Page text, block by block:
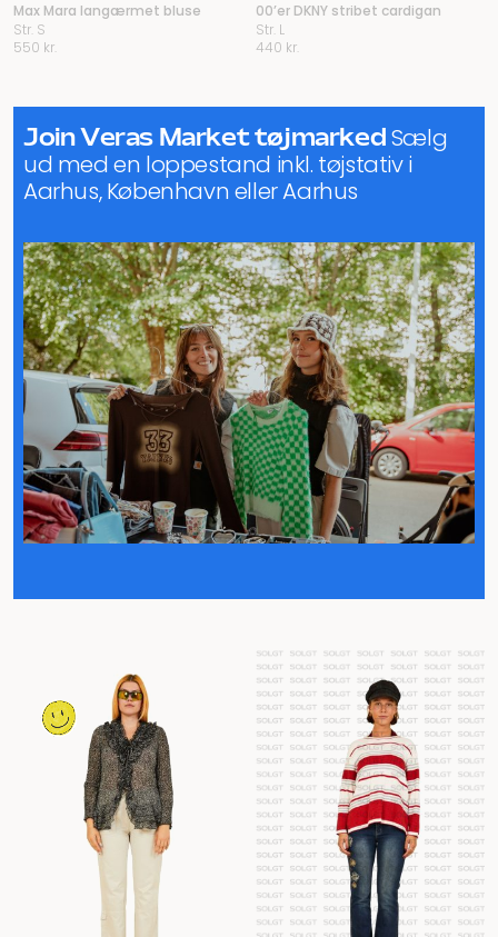
Max Mara langærmet bluse
Str. S
550 kr.
00’er DKNY stribet cardigan
Str. L
440 kr.
Join Veras Market tøjmarkedSælg
ud med en loppestand inkl. tøjstativ i
Aarhus, København eller Aarhus